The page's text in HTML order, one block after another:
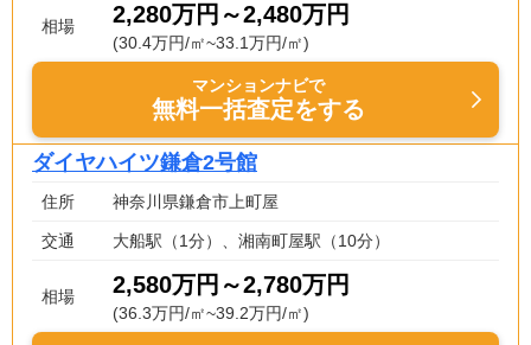
相場 2,280万円～2,480万円
(30.4万円/㎡~33.1万円/㎡)
マンションナビで
無料一括査定をする
ダイヤハイツ鎌倉2号館
住所 神奈川県鎌倉市上町屋
交通 大船駅（1分）、湘南町屋駅（10分）
相場 2,580万円～2,780万円
(36.3万円/㎡~39.2万円/㎡)